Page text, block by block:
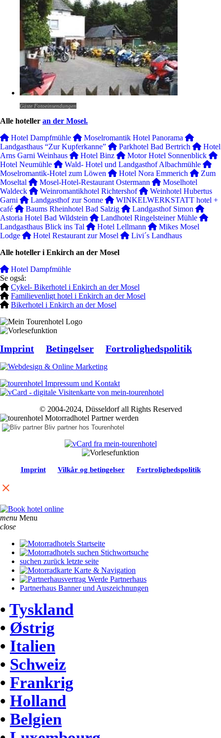
Gäste Fotoeinsendungen
Alle hoteller an der Mosel.
Hotel Dampfmühle
Moselromantik Hotel Panorama
Landgasthaus “Zur Kupferkanne”
Parkhotel Bad Bertrich
Hotel
Arns Garni Weinhaus
Hotel Binz
Motor Hotel Sonnenblick
Hotel Neumühle
Wald- Hotel und Landgasthof Albachmühle
Moselromantik-Hotel zum Löwen
Hotel Nora Emmerich
Zum
Moseltal
Mosel-Hotel-Restaurant Ostermann
Moselhotel
Waldeck
Weinromantikhotel Richtershof
Weinhotel Hubertus
Garni
Landgasthof zur Sonne
WINKELWERKSTATT hotel +
café
Baums Rheinhotel Bad Salzig
Landgasthof Simon
Astoria Hotel Bad Wildstein
Landhotel Ringelsteiner Mühle
Landgasthaus Blick ins Tal
Hotel Lellmann
Mikes Mosel
Lodge
Hotel Restaurant zur Mosel
Livi´s Landhaus
Alle hoteller i Enkirch an der Mosel
Hotel Dampfmühle
Se også:
Cykel- Bikerhotel i Enkirch an der Mosel
Familievenligt hotel i Enkirch an der Mosel
Bikerhotel i Enkirch an der Mosel
Imprint Betingelser Fortrolighedspolitik
© 2004-2024, Düsseldorf all Rights Reserved
Bliv partner hos Tourenhotel
Imprint Vilkår og betingelser Fortrolighedspolitik
menu Menu
close
Startseite
Stichwortsuche
suchen zurück letzte seite
Karte & Navigation
Werde Partnerhaus
Partnerhaus Banner und Auszeichnungen
• Tyskland
• Østrig
• Italien
• Schweiz
• Frankrig
• Holland
• Belgien